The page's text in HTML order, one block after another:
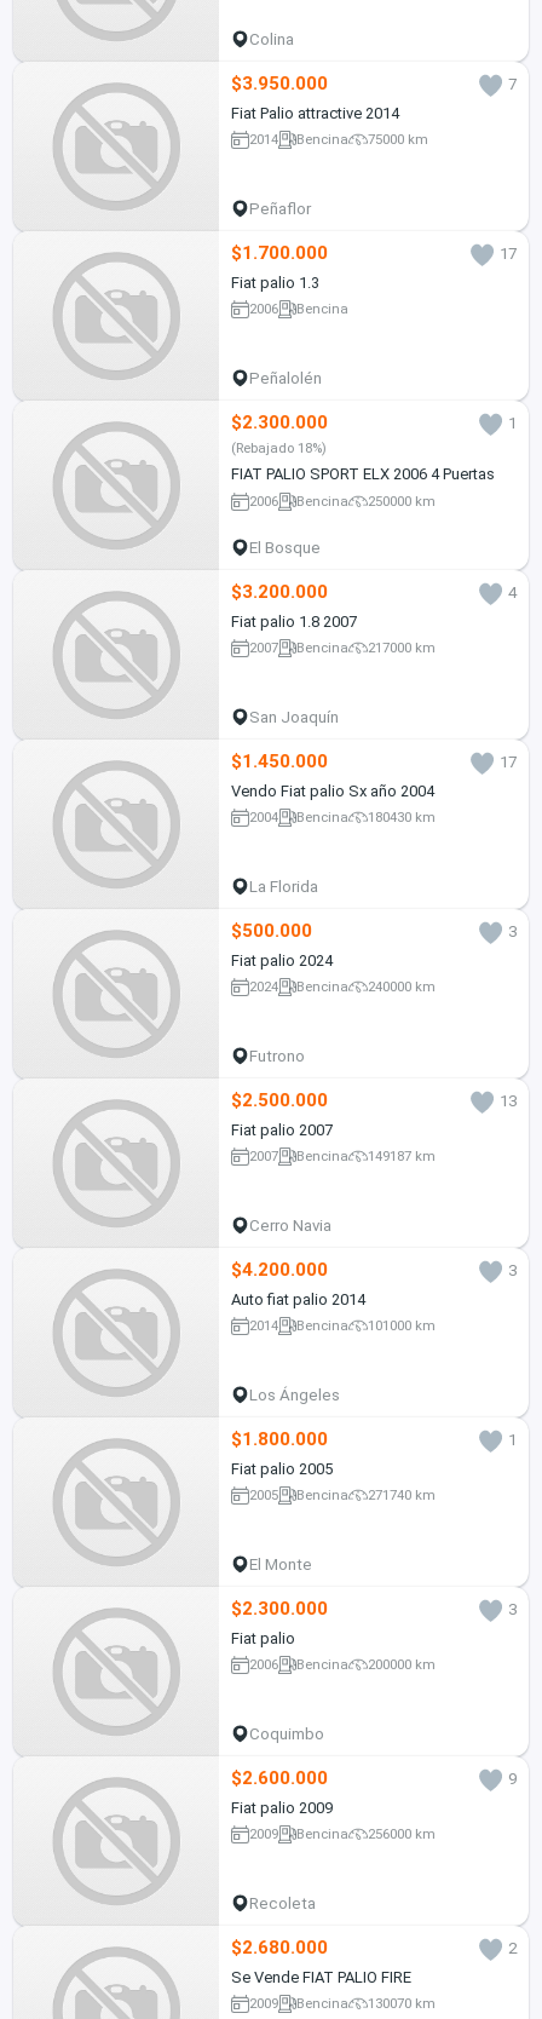
Colina
$3.950.000
7
Fiat Palio attractive 2014
2014 Bencina 75000 km
Peñaflor
$1.700.000
17
Fiat palio 1.3
2006 Bencina
Peñalolén
$2.300.000 1
(Rebajado 18%)
FIAT PALIO SPORT ELX 2006 4 Puertas
2006 Bencina 250000 km
El Bosque
$3.200.000
4
Fiat palio 1.8 2007
2007 Bencina 217000 km
San Joaquín
$1.450.000
17
Vendo Fiat palio Sx año 2004
2004 Bencina 180430 km
La Florida
$500.000
3
Fiat palio 2024
2024 Bencina 240000 km
Futrono
$2.500.000
13
Fiat palio 2007
2007 Bencina 149187 km
Cerro Navia
$4.200.000
3
Auto fiat palio 2014
2014 Bencina 101000 km
Los Ángeles
$1.800.000
1
Fiat palio 2005
2005 Bencina 271740 km
El Monte
$2.300.000
3
Fiat palio
2006 Bencina 200000 km
Coquimbo
$2.600.000
9
Fiat palio 2009
2009 Bencina 256000 km
Recoleta
$2.680.000
2
Se Vende FIAT PALIO FIRE
2009 Bencina 130070 km